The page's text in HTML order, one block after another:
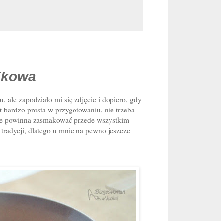
ale zapodziało mi się zdjęcie i dopiero, gdy
bardzo prosta w przygotowaniu, nie trzeba
zasmakować przede wszystkim
dlatego u mnie na pewno jeszcze